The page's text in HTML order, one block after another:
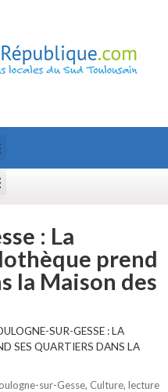
: La
prend
la Maison des
SUR-GESSE : LA
SES QUARTIERS DANS LA
sur-Gesse, Culture, lecture